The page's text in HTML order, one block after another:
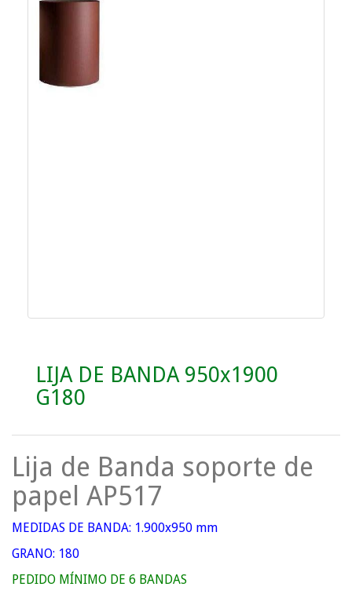
LIJA DE BANDA 950x1900
G180
Lija de Banda soporte de
papel AP517
MEDIDAS DE BANDA: 1.900x950 mm
GRANO: 180
PEDIDO MÍNIMO DE 6 BANDAS